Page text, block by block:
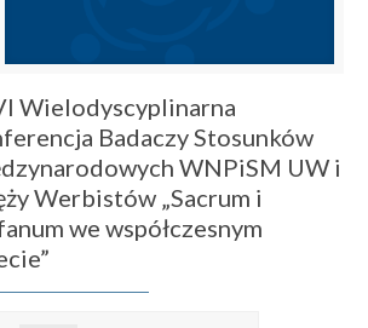
Wielodyscyplinarna
Badaczy Stosunków
WNPiSM UW i
Werbistów „Sacrum i
we współczesnym